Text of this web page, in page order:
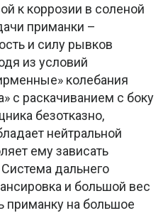
к коррозии в соленой
приманки –
и силу рывков
из условий
колебания
с раскачиванием с боку
безотказно,
нейтральной
ему зависать
дальнего
и большой вес
приманку на большое